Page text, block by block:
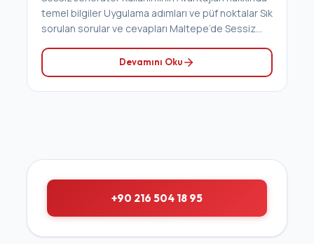
temel bilgiler Uygulama adımları ve püf noktalar Sık
sorulan sorular ve cevapları Maltepe’de Sessiz...
Devamını Oku
+90 216 504 18 95